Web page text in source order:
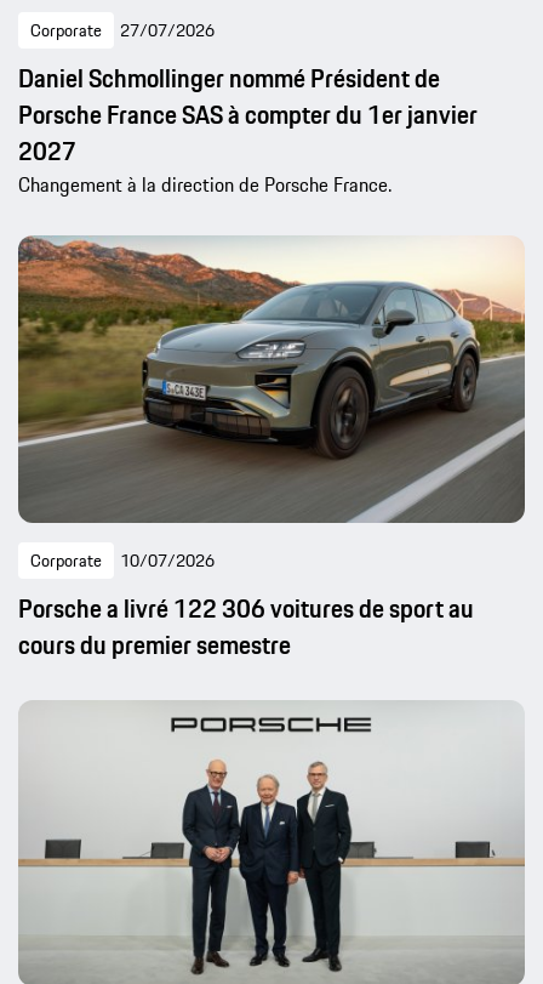
Corporate 27/07/2026
Daniel Schmollinger nommé Président de
Porsche France SAS à compter du 1er janvier
2027
Changement à la direction de Porsche France.
Corporate 10/07/2026
Porsche a livré 122 306 voitures de sport au
cours du premier semestre